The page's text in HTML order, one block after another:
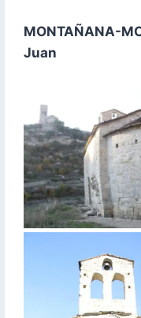
MONTAÑANA-
Juan